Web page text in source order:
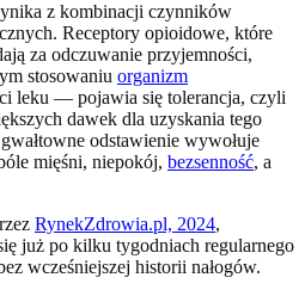
z kombinacji czynników
Receptory opioidowe, które
za odczuwanie przyjemności,
stosowaniu organizm
leku — pojawia się tolerancja, czyli
dawek dla uzyskania tego
odstawienie wywołuje
mięśni, niepokój, bezsenność, a
RynekZdrowia.pl, 2024,
już po kilku tygodniach regularnego
wcześniejszej historii nałogów.